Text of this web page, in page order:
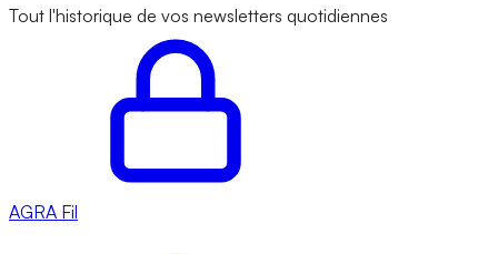
Tout l'historique de vos newsletters quotidiennes
AGRA Fil